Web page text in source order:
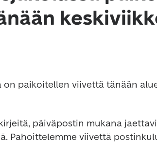
on paikoitellen viivettä tänään
päiväpostin mukana
Pahoittelemme viivettä